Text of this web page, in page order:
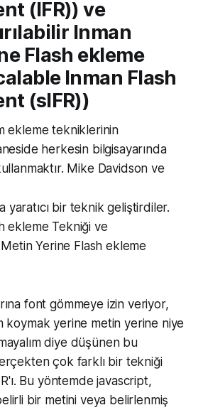
(IFR)) ve
Inman
Flash ekleme
Inman Flash
(sIFR))
ekleme tekniklerinin
herkesin bilgisayarında
Mike Davidson ve
yaratıcı bir teknik geliştirdiler.
ekleme Tekniği ve
Metin Yerine Flash ekleme
font gömmeye izin veriyor,
koymak yerine metin yerine niye
diye düşünen bu
çok farklı bir tekniği
Bu yöntemde javascript,
bir metini veya belirlenmiş